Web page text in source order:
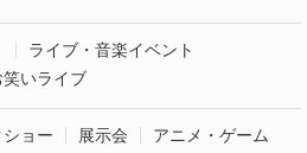
ライブ・音楽イベント
いライブ
ョー 展示会 アニメ・ゲーム